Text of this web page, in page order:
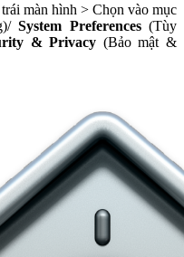
màn hình > Chọn vào mục
System Preferences(Tùy
& Privacy (Bảo mật &